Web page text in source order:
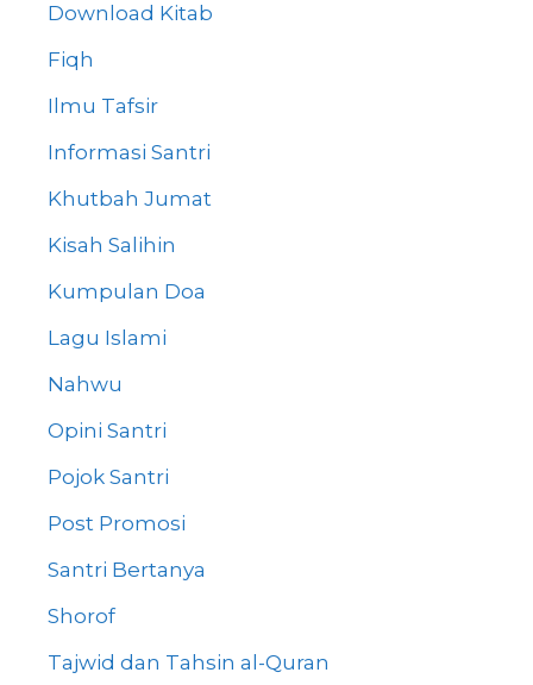
Download Kitab
Fiqh
Ilmu Tafsir
Informasi Santri
Khutbah Jumat
Kisah Salihin
Kumpulan Doa
Lagu Islami
Nahwu
Opini Santri
Pojok Santri
Post Promosi
Santri Bertanya
Shorof
Tajwid dan Tahsin al-Quran